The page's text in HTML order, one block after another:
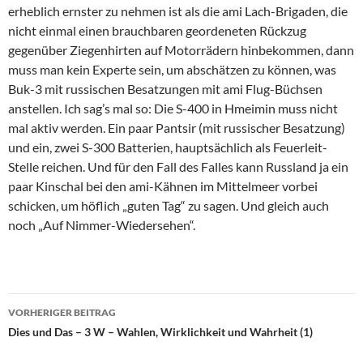
erheblich ernster zu nehmen ist als die ami Lach-Brigaden, die
nicht einmal einen brauchbaren geordeneten Rückzug
gegenüber Ziegenhirten auf Motorrädern hinbekommen, dann
muss man kein Experte sein, um abschätzen zu können, was
Buk-3 mit russischen Besatzungen mit ami Flug-Büchsen
anstellen. Ich sag’s mal so: Die S-400 in Hmeimin muss nicht
mal aktiv werden. Ein paar Pantsir (mit russischer Besatzung)
und ein, zwei S-300 Batterien, hauptsächlich als Feuerleit-
Stelle reichen. Und für den Fall des Falles kann Russland ja ein
paar Kinschal bei den ami-Kähnen im Mittelmeer vorbei
schicken, um höflich „guten Tag“ zu sagen. Und gleich auch
noch „Auf Nimmer-Wiedersehen“.
Beitragsnavigation
VORHERIGER BEITRAG
Dies und Das – 3 W – Wahlen, Wirklichkeit und Wahrheit (1)